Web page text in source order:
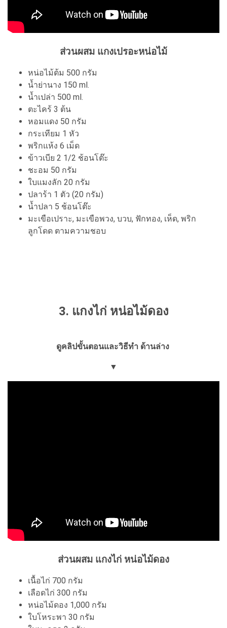
ส่วนผสม แกงเปรอะหน่อไม้
หน่อไม้ต้ม 500 กรัม
น้ำย่านาง 150 ml.
น้ำเปล่า 500 ml.
ตะไคร้ 3 ต้น
หอมแดง 50 กรัม
กระเทียม 1 หัว
พริกแห้ง 6 เม็ด
ข้าวเบีย 2 1/2 ช้อนโต๊ะ
ชะอม 50 กรัม
ใบแมงลัก 20 กรัม
ปลาร้า 1 ตัว (20 กรัม)
น้ำปลา 5 ช้อนโต๊ะ
มะเขือเปราะ, มะเขือพวง, บวบ, ฟักทอง, เห็ด, พริก
ลูกโดด ตามความชอบ
3. แกงไก่ หน่อไม้ดอง
ดูคลิปขั้นตอนและวิธีทำ ด้านล่าง
▼
ส่วนผสม แกงไก่ หน่อไม้ดอง
เนื้อไก่ 700 กรัม
เลือดไก่ 300 กรัม
หน่อไม้ดอง 1,000 กรัม
ใบโหระพา 30 กรัม